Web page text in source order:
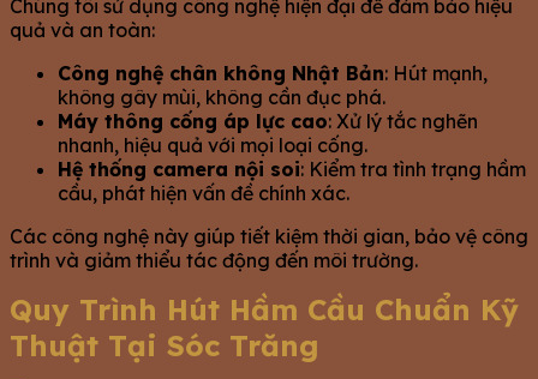
Chúng tôi sử dụng công nghệ hiện đại để đảm bảo hiệu
quả và an toàn:
Công nghệ chân không Nhật Bản: Hút mạnh,
không gây mùi, không cần đục phá.
Máy thông cống áp lực cao: Xử lý tắc nghẽn
nhanh, hiệu quả với mọi loại cống.
Hệ thống camera nội soi: Kiểm tra tình trạng hầm
cầu, phát hiện vấn đề chính xác.
Các công nghệ này giúp tiết kiệm thời gian, bảo vệ công
trình và giảm thiểu tác động đến môi trường.
Quy Trình Hút Hầm Cầu Chuẩn Kỹ
Thuật Tại Sóc Trăng